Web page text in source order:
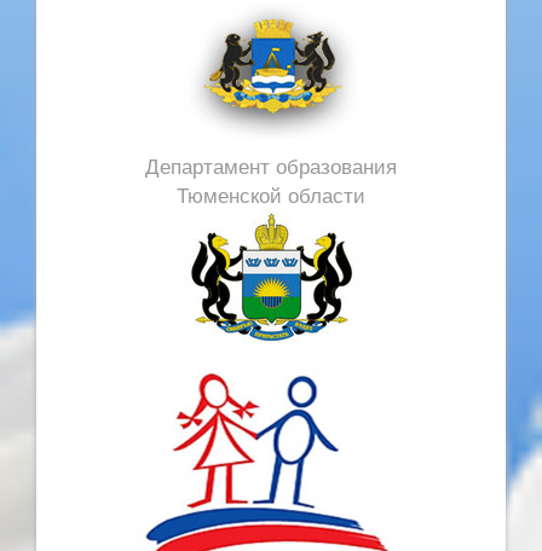
Департамент образования
Тюменской области